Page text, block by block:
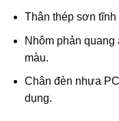
Thân thép sơn tĩnh
Nhôm phản
màu.
Chân đèn nhựa
dụng.